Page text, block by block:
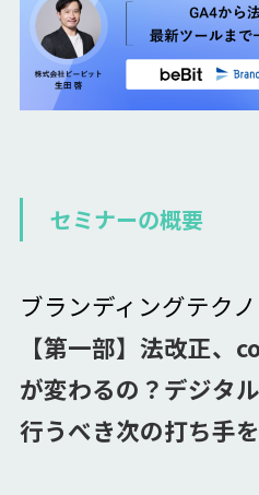
セミナーの概要
ブランディングテク
【第一部】法改正、
が変わるの？デジタ
行うべき次の打ち手